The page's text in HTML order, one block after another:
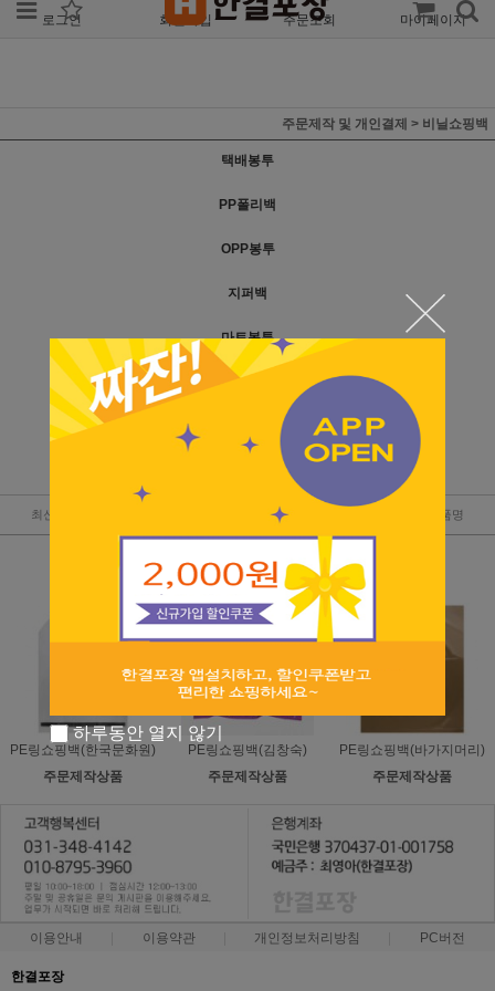
로그인 회원가입 주문조회 마이페이지
주문제작 및 개인결제 > 비닐쇼핑백
택배봉투
PP폴리백
OPP봉투
지퍼백
마트봉투
비닐쇼핑백
최신순 높은가격 상품명
PE링쇼핑백(한국문화원)
주문제작상품
PE링쇼핑백(김창숙)
주문제작상품
PE링쇼핑백(바가지머리)
주문제작상품
이용안내 이용약관 개인정보처리방침 PC버전
한결포장
하루동안 열지 않기